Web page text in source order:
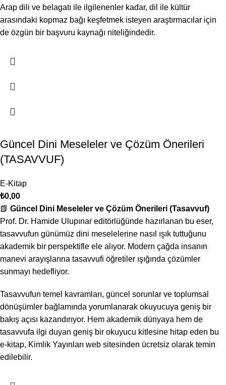
Arap dili ve belagatı ile ilgilenenler kadar, dil ile kültür
arasındaki kopmaz bağı keşfetmek isteyen araştırmacılar için
de özgün bir başvuru kaynağı niteliğindedir.
Güncel Dini Meseleler ve Çözüm Önerileri
(TASAVVUF)
E-Kitap
₺0,00
📗 Güncel Dini Meseleler ve Çözüm Önerileri (Tasavvuf)
Prof. Dr. Hamide Ulupınar editörlüğünde hazırlanan bu eser,
tasavvufun günümüz dini meselelerine nasıl ışık tuttuğunu
akademik bir perspektifle ele alıyor. Modern çağda insanın
manevi arayışlarına tasavvufi öğretiler ışığında çözümler
sunmayı hedefliyor.
Tasavvufun temel kavramları, güncel sorunlar ve toplumsal
dönüşümler bağlamında yorumlanarak okuyucuya geniş bir
bakış açısı kazandırıyor. Hem akademik dünyaya hem de
tasavvufa ilgi duyan geniş bir okuyucu kitlesine hitap eden bu
e-kitap, Kimlik Yayınları web sitesinden ücretsiz olarak temin
edilebilir.